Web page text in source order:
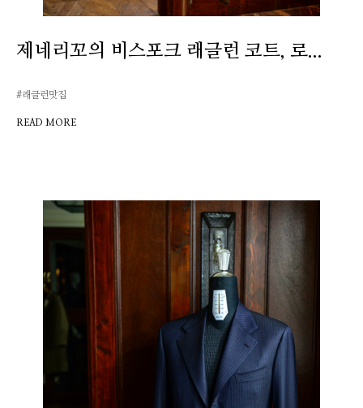
제네리꼬의 비스포크 래글런 코트, 로...
#래글런맛집
READ MORE